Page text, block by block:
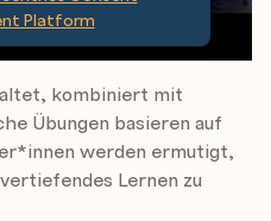
Platform
kombiniert mit
Übungen basieren auf
werden ermutigt,
Lernen zu